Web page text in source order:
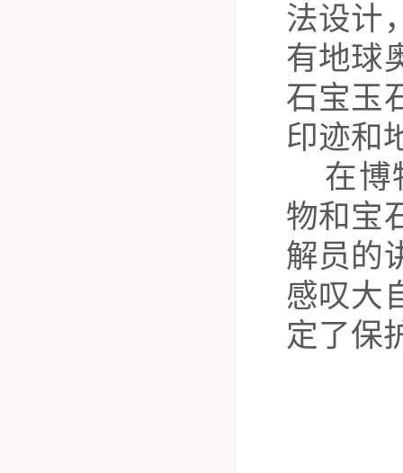
法设计
有地球
石宝玉
印迹和
在博
物和宝
解员的
感叹大
定了保